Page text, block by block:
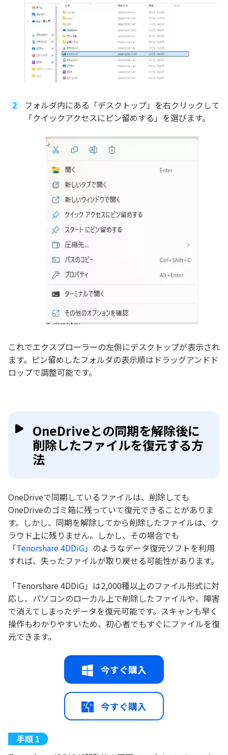
フォルダ内にある「デスクトップ」を右クリックして
「クイックアクセスにピン留めする」を選びます。
これでエクスプローラーの左側にデスクトップが表示され
ます。ピン留めしたフォルダの表示順はドラッグアンドド
ロップで調整可能です。
OneDriveとの同期を解除後に
削除したファイルを復元する方
法
OneDriveで同期しているファイルは、削除しても
OneDriveのゴミ箱に残っていて復元できることがありま
す。しかし、同期を解除してから削除したファイルは、ク
ラウド上に残りません。しかし、その場合でも
「Tenorshare 4DDiG」のようなデータ復元ソフトを利用
すれば、失ったファイルが取り戻せる可能性があります。
「Tenorshare 4DDiG」は2,000種以上のファイル形式に対
応し、パソコンのローカル上で削除したファイルや、障害
で消えてしまったデータを復元可能です。スキャンも早く
操作もわかりやすいため、初心者でもすぐにファイルを復
元できます。
今すぐ購入
今すぐ購入